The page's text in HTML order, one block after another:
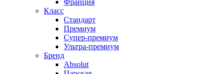
Класс
Стандарт
Премиум
Супер-премиум
Ультра-премиум
Бренд
Absolut